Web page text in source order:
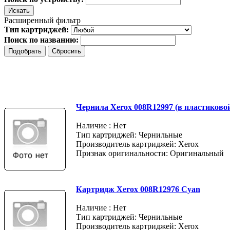
Расширенный фильтр
Тип картриджей:
Поиск по названию:
Чернила Xerox 008R12997 (в
Наличие : Нет
Тип картриджей: Чернильные
Производитель картриджей: Xerox
Признак оригинальности: Оригинальный
Картридж Xerox 008R12976 Cyan
Наличие : Нет
Тип картриджей: Чернильные
Производитель картриджей: Xerox